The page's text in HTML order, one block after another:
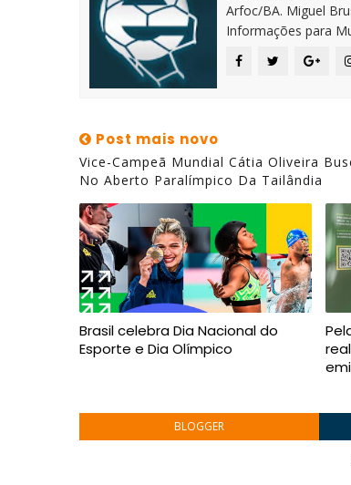
Arfoc/BA. Miguel
Informações para
Post mais novo
Vice-Campeã Mundial Cátia Oliveira
No Aberto Paralímpico Da Tailândia
Brasil celebra Dia Nacional do
Esporte e Dia Olímpico
BLOGGER